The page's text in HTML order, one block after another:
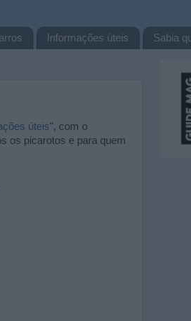
Informações úteis Sabia
úteis", com o
os picarotos e para quem